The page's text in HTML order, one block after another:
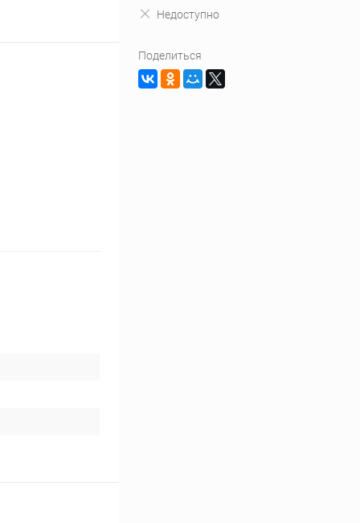
Недоступно
Поделиться